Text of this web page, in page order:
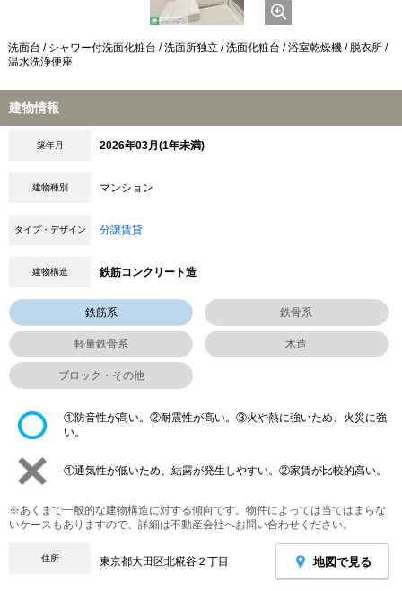
洗面台 / シャワー付洗面化粧台 / 洗面所独立 / 洗面化粧台 / 浴室乾燥機 / 脱衣所 /
温水洗浄便座
建物情報
築年月 2026年03月(1年未満)
建物種別 マンション
タイプ・デザイン 分譲賃貸
建物構造 鉄筋コンクリート造
鉄筋系 鉄骨系
軽量鉄骨系 木造
ブロック・その他
①防音性が高い。②耐震性が高い。③火や熱に強いため、火災に強
い。
①通気性が低いため、結露が発生しやすい。②家賃が比較的高い。
※あくまで一般的な建物構造に対する傾向です。物件によっては当てはまらな
いケースもありますので、詳細は不動産会社へお問い合わせください。
住所 東京都大田区北糀谷２丁目 地図で見る